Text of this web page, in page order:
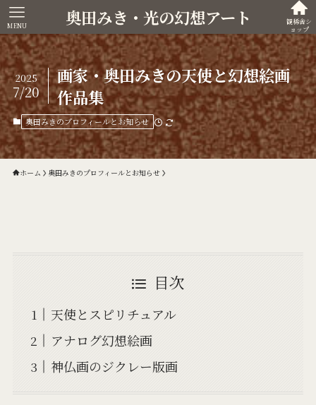
奥田みき・光の幻想アート 観稀舎シ
ョップ
MENU
画家・奥田みきの天使と幻想絵画
作品集
2025
7/20
奥田みきのプロフィールとお知らせ
ホーム 奥田みきのプロフィールとお知らせ
目次
天使とスピリチュアル
アナログ幻想絵画
神仏画のジクレー版画